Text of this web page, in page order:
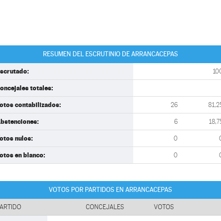
RESUMEN DEL ESCRUTINIO DE ARRANCACEPAS
totales:
contabilizados: 26
6
nulos: 0
en blanco: 0
VOTOS POR PARTIDOS EN ARRANCACEPAS
CONCEJALES VOTOS